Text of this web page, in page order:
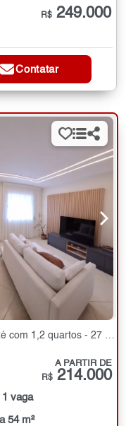
R$ 249.000
Contatar
1,2 quartos - 27 a 54 m²
A PARTIR DE
R$ 214.000
1 vaga
54 m²